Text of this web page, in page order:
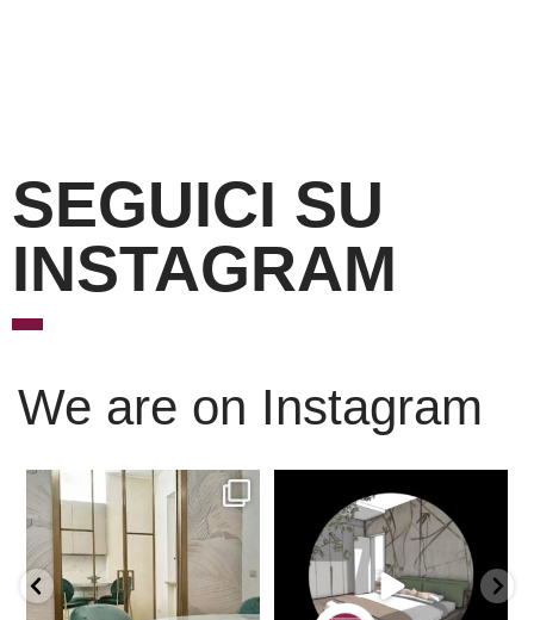
SEGUICI SU
INSTAGRAM
We are on Instagram
Scopri l’eleganza senza
tempo delle porte ...
È ora di andare a dormire..
Niente di meglio di